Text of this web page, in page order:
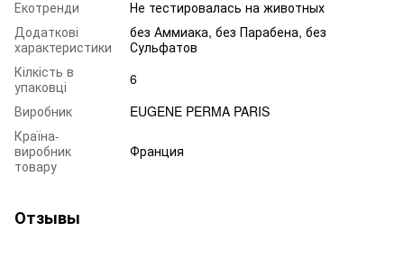
Екотренди
Не тестировалась на животных
Додаткові
характеристики
без Аммиака, без Парабена, без
Сульфатов
Кілкість в
упаковці
6
Виробник
EUGENE PERMA PARIS
Країна-
виробник
товару
Франция
Отзывы